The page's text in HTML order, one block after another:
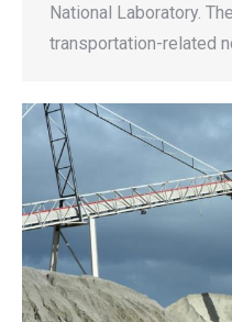
National Laboratory.
transportation-related